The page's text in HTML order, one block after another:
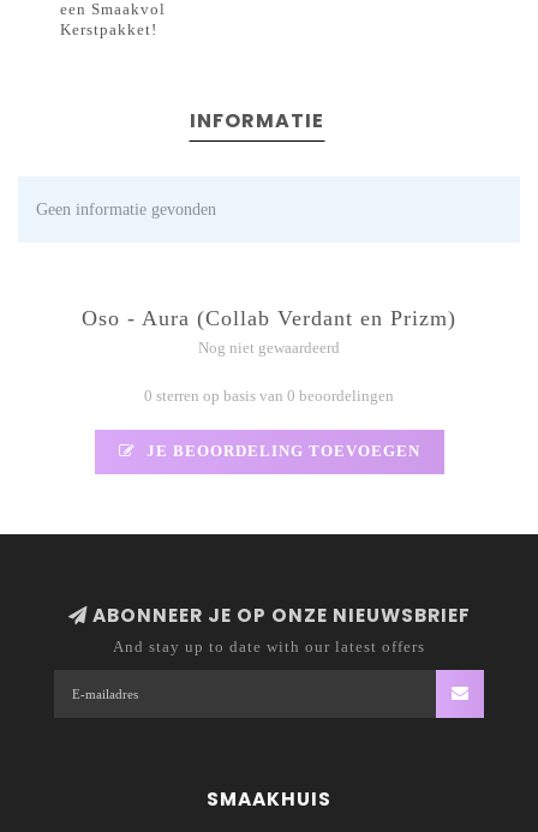
een Smaakvol
Kerstpakket!
INFORMATIE
Geen informatie gevonden
Oso - Aura (Collab Verdant en Prizm)
Nog niet gewaardeerd
0 sterren op basis van 0 beoordelingen
JE BEOORDELING TOEVOEGEN
ABONNEER JE OP ONZE NIEUWSBRIEF
And stay up to date with our latest offers
SMAAKHUIS